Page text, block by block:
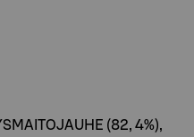
(82, 4%),